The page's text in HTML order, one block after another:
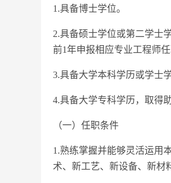
1.具备博士学位。
2.具备硕士学位或第二学士
前1年申报相应专业工程师任
3.具备大学本科学历或学士
4.具备大学专科学历，取得
（一）任职条件
1.熟练掌握并能够灵活运用
术、新工艺、新设备、新材